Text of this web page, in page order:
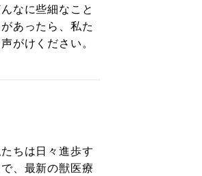
なに些細なこと
あったら、私た
がけください。
ちは日々進歩す
、最新の獣医療